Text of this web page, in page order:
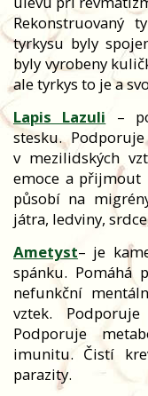
Rekonstruovaný
tyrkysu byly
byly vyrobeny
ale tyrkys to je a
Lapis Lazuli –
stesku.
v mezilidských
emoce a přijmout
působí na
játra, ledviny,
Ametyst– je
spánku. Pomáhá
nefunkční
vztek.
Podporuje
imunitu. Čistí
parazity.